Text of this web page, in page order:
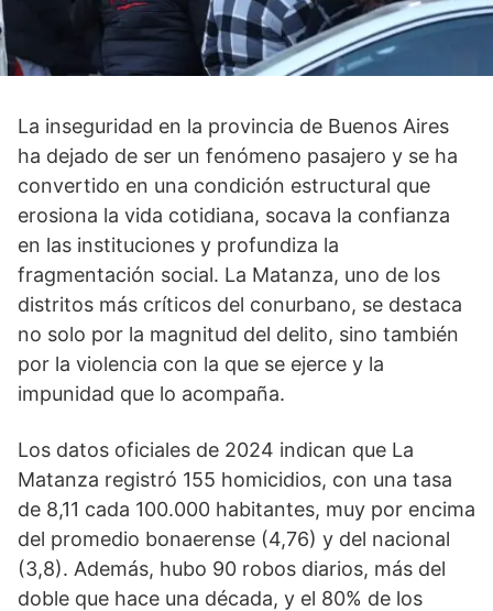
La inseguridad en la provincia de Buenos Aires
ha dejado de ser un fenómeno pasajero y se ha
convertido en una condición estructural que
erosiona la vida cotidiana, socava la confianza
en las instituciones y profundiza la
fragmentación social. La Matanza, uno de los
distritos más críticos del conurbano, se destaca
no solo por la magnitud del delito, sino también
por la violencia con la que se ejerce y la
impunidad que lo acompaña.
Los datos oficiales de 2024 indican que La
Matanza registró 155 homicidios, con una tasa
de 8,11 cada 100.000 habitantes, muy por encima
del promedio bonaerense (4,76) y del nacional
(3,8). Además, hubo 90 robos diarios, más del
doble que hace una década, y el 80% de los